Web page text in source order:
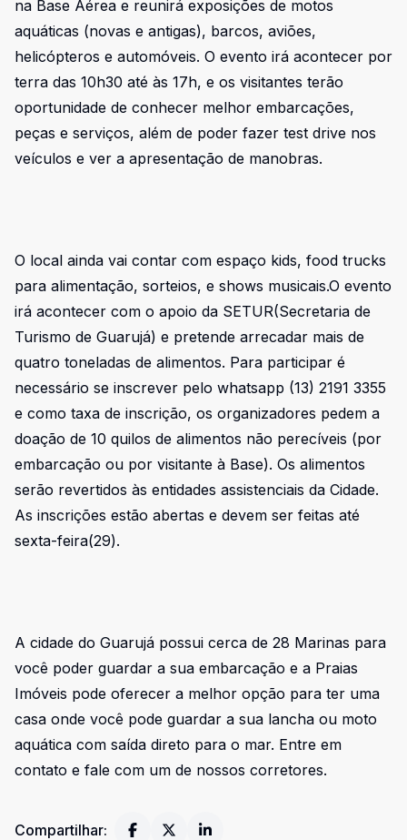
na Base Aérea e reunirá exposições de motos
aquáticas (novas e antigas), barcos, aviões,
helicópteros e automóveis. O evento irá acontecer por
terra das 10h30 até às 17h, e os visitantes terão
oportunidade de conhecer melhor embarcações,
peças e serviços, além de poder fazer test drive nos
veículos e ver a apresentação de manobras.
O local ainda vai contar com espaço kids, food trucks
para alimentação, sorteios, e shows musicais.O evento
irá acontecer com o apoio da SETUR(Secretaria de
Turismo de Guarujá) e pretende arrecadar mais de
quatro toneladas de alimentos. Para participar é
necessário se inscrever pelo whatsapp (13) 2191 3355
e como taxa de inscrição, os organizadores pedem a
doação de 10 quilos de alimentos não perecíveis (por
embarcação ou por visitante à Base). Os alimentos
serão revertidos às entidades assistenciais da Cidade.
As inscrições estão abertas e devem ser feitas até
sexta-feira(29).
A cidade do Guarujá possui cerca de 28 Marinas para
você poder guardar a sua embarcação e a Praias
Imóveis pode oferecer a melhor opção para ter uma
casa onde você pode guardar a sua lancha ou moto
aquática com saída direto para o mar. Entre em
contato e fale com um de nossos corretores.
Compartilhar: